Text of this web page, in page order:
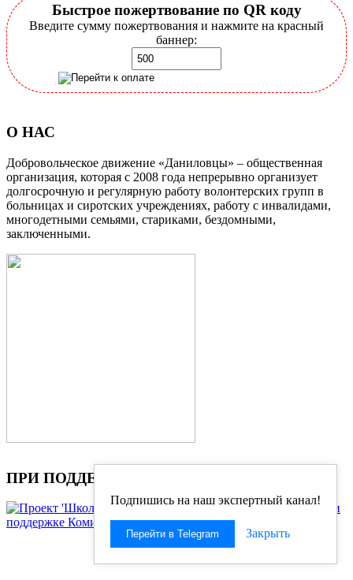
Быстрое пожертвование по QR коду
Введите сумму пожертвования и нажмите на красный
баннер:
О НАС
Добровольческое движение «Даниловцы» – общественная
организация, которая с 2008 года непрерывно организует
долгосрочную и регулярную работу волонтерских групп в
больницах и сиротских учреждениях, работу с инвалидами,
многодетными семьями, стариками, бездомными,
заключенными.
ПРИ ПОДДЕРЖКЕ
Подпишись на наш экспертный канал!
Перейти в Telegram Закрыть